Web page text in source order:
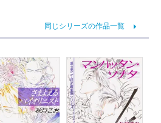
同じシリーズの作品一覧